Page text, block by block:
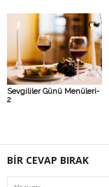
Sevgililer Günü Menüleri-
2
BİR CEVAP BIRAK